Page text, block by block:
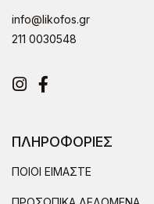
info@likofos.gr
211 0030548
Instagram
Facebook
ΠΛΗΡΟΦΟΡΙΕΣ
ΠΟΙΟΙ ΕΙΜΑΣΤΕ